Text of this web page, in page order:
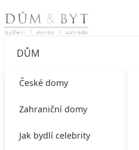
Skip to content
DŮM
České domy
Zahraniční domy
Jak bydlí celebrity